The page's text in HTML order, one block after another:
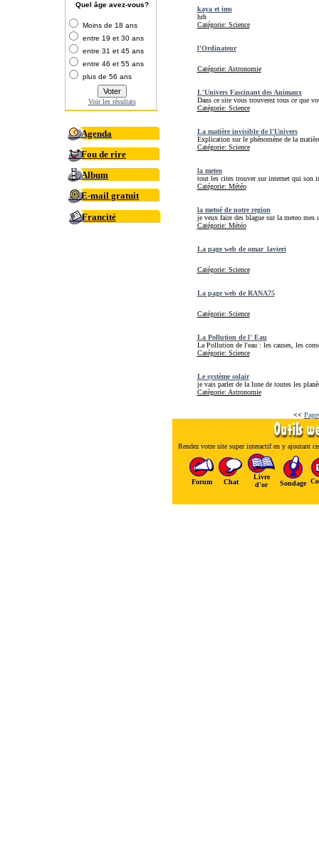
Quel âge avez-vous?
Moins de 18 ans
entre 19 et 30 ans
entre 31 et 45 ans
entre 46 et 55 ans
plus de 56 ans
Voir les résultats
Agenda
Fou de rire
Album
E-mail gratuit
Francité
kaya et ims
hrh
Catégorie: Science
l'Ordinateur
Catégorie: Astronomie
L'Univers Fascinant des Animaux
Dans ce site vous trouverez tous ce que
Catégorie: Science
La matière invisible de l'Univers
Explication sur le phénomène de la
Catégorie: Science
la meteo
tout les cites trouver sur internet qui son
Catégorie: Météo
la metoé de notre region
je veux faire des blague sur la meteo mes
Catégorie: Météo
La page web de omar_lavieri
Catégorie: Science
La page web de RANA75
Catégorie: Science
La Pollution de l' Eau
La Pollution de l'eau : les causes, les
Catégorie: Science
Le système solair
je vais parler de la lune de toutes les
Catégorie: Astronomie
<<
Rendez votre site super interactif en y ajoutant
Forum Chat
Livre
d'or
Sondage